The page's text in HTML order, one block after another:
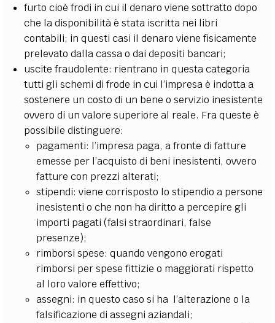
furto cioè frodi in cui il denaro viene sottratto dopo
che la disponibilità è stata iscritta nei libri
contabili; in questi casi il denaro viene fisicamente
prelevato dalla cassa o dai depositi bancari;
uscite fraudolente: rientrano in questa categoria
tutti gli schemi di frode in cui l’impresa è indotta a
sostenere un costo di un bene o servizio inesistente
ovvero di un valore superiore al reale. Fra queste è
possibile distinguere:
pagamenti: l’impresa paga, a fronte di fatture
emesse per l’acquisto di beni inesistenti, ovvero
fatture con prezzi alterati;
stipendi: viene corrisposto lo stipendio a persone
inesistenti o che non ha diritto a percepire gli
importi pagati (falsi straordinari, false
presenze);
rimborsi spese: quando vengono erogati
rimborsi per spese fittizie o maggiorati rispetto
al loro valore effettivo;
assegni: in questo caso si ha l’alterazione o la
falsificazione di assegni aziandali;